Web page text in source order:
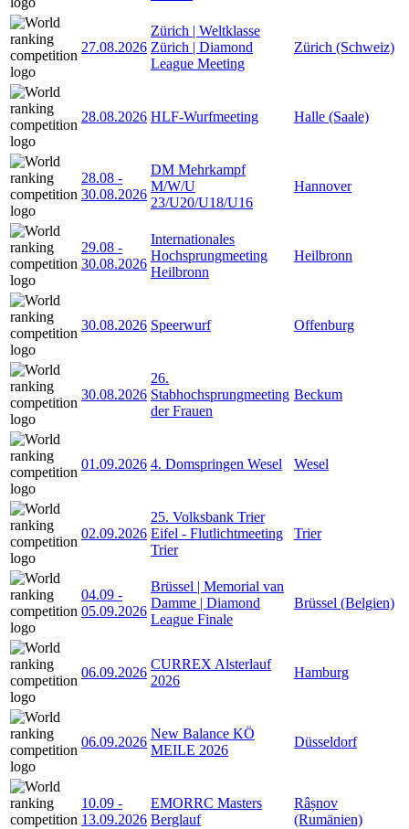
27.08.2026
Zürich | Weltklasse
Zürich | Diamond
League Meeting
Zürich (Schweiz)
28.08.2026 HLF-Wurfmeeting Halle (Saale)
28.08 -
30.08.2026
DM Mehrkampf
M/W/U
23/U20/U18/U16
Hannover
29.08 -
30.08.2026
Internationales
Hochsprungmeeting
Heilbronn
Heilbronn
30.08.2026 Speerwurf Offenburg
30.08.2026
26.
Stabhochsprungmeeting
der Frauen
Beckum
01.09.2026 4. Domspringen Wesel Wesel
02.09.2026
25. Volksbank Trier
Eifel - Flutlichtmeeting
Trier
Trier
04.09 -
05.09.2026
Brüssel | Memorial van
Damme | Diamond
League Finale
Brüssel (Belgien)
06.09.2026
CURREX Alsterlauf
2026
Hamburg
06.09.2026
New Balance KÖ
MEILE 2026
Düsseldorf
10.09 -
13.09.2026
EMORRC Masters
Berglauf
Râșnov
(Rumänien)